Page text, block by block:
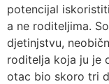
potencijal
a ne roditeljima.
djetinjstvu,
roditelja koja ju je
otac bio skoro tri